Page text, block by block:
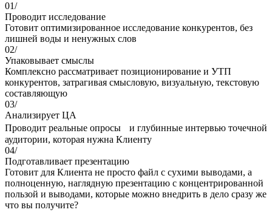
01/
Проводит исследование
Готовит оптимизированное исследование конкурентов, без
лишней воды и ненужных слов
02/
Упаковывает смыслы
Комплексно рассматривает позиционирование и УТП
конкурентов, затрагивая смысловую, визуальную, текстовую
составляющую
03/
Анализирует ЦА
Проводит реальные опросы и глубинные интервью точечной
аудитории, которая нужна Клиенту
04/
Подготавливает презентацию
Готовит для Клиента не просто файл с сухими выводами, а
полноценную, наглядную презентацию с концентрированной
пользой и выводами, которые можно внедрить в дело сразу же
что вы получите?